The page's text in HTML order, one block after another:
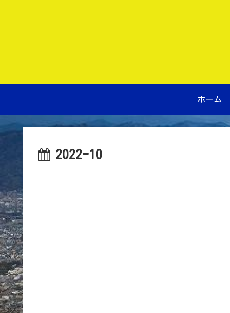
ホーム
2022-10